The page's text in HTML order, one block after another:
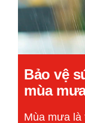
Bảo vệ
mùa
Mùa mưa là